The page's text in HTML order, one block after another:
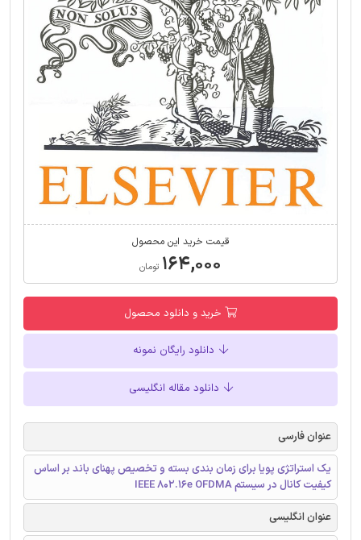
قیمت خرید این محصول
۱۶۴,۰۰۰ تومان
خرید و دانلود محصول
دانلود رایگان نمونه
دانلود مقاله انگلیسی
عنوان فارسی
یک استراتژی پویا برای زمان بندی بسته و تخصیص پهنای باند بر اساس
کیفیت کانال در سیستم IEEE 802.16e OFDMA
عنوان انگلیسی